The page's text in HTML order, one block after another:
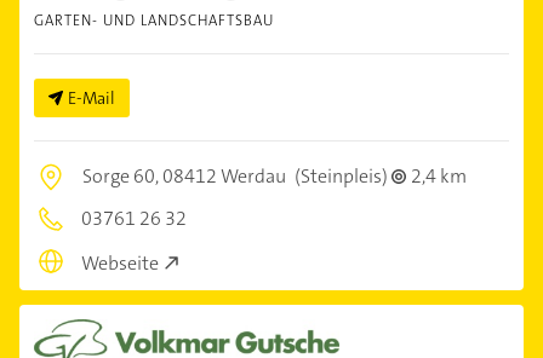
GARTEN- UND LANDSCHAFTSBAU
E-Mail
Sorge 60,08412 Werdau (Steinpleis)
2,4 km
03761 26 32
Webseite